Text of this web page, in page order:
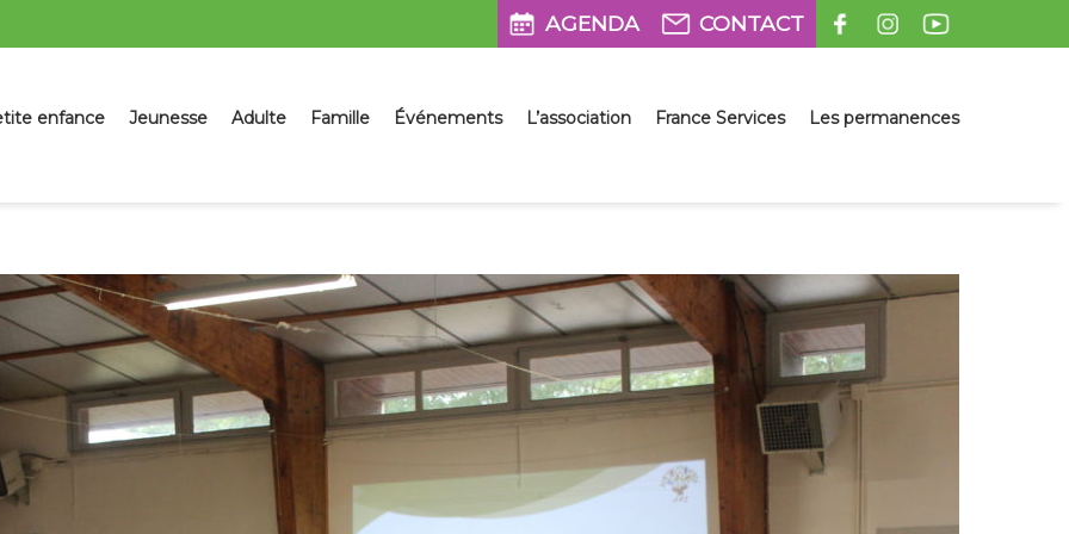
AGENDA CONTACT
enfance Jeunesse Adulte Famille Événements L’association France Services Les permanences